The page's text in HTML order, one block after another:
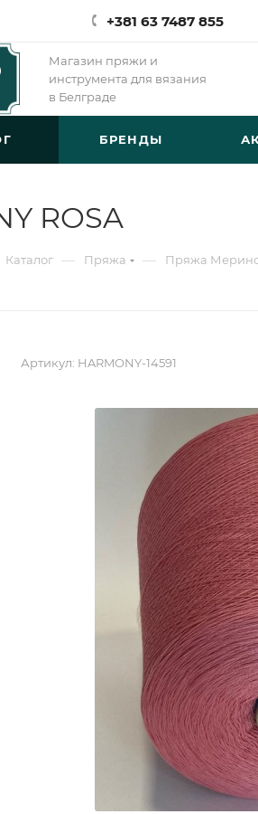
+381 63 7487 855
Магазин пряжи и
инструмента для вязания
в Белграде
БРЕНДЫ
ROSA
Каталог — Пряжа — Пряжа
Артикул: HARMONY-14591